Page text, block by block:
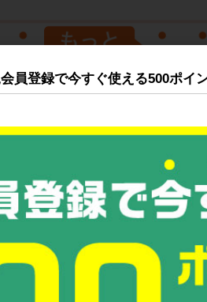
員登録で今すぐ使える500ポイ